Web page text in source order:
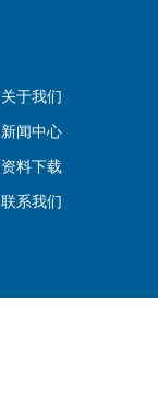
关于我们
新闻中心
资料下载
联系我们